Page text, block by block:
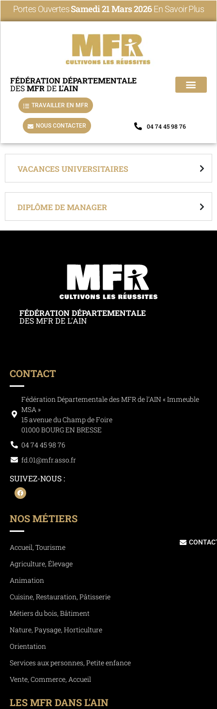
Portes OuvertesSamedi 21 Mars 2026En Savoir Plus
FÉDÉRATION DÉPARTEMENTALE
DESMFRDEL'AIN
TRAVAILLER EN MFR
NOUS CONTACTER 04 74 45 98 76
VACANCES UNIVERSITAIRES
DIPLÔME DE MANAGER
FÉDÉRATION DÉPARTEMENTALE
DES MFR DE L'AIN
CONTACT
Fédération Départementale des MFR de l’AIN « Immeuble
MSA »
15 avenue du Champ de Foire
01000 BOURG EN BRESSE
04 74 45 98 76
fd.01@mfr.asso.fr
SUIVEZ-NOUS :
NOS MÉTIERS
Accueil, Tourisme
Agriculture, Élevage
Animation
Cuisine, Restauration, Pâtisserie
Métiers du bois, Bâtiment
Nature, Paysage, Horticulture
Orientation
Services aux personnes, Petite enfance
Vente, Commerce, Accueil
LES MFR DANS L'AIN